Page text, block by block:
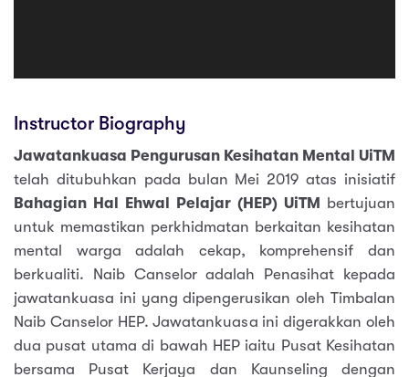
Instructor Biography
Jawatankuasa Pengurusan Kesihatan Mental UiTM
telah ditubuhkan pada bulan Mei 2019 atas inisiatif
Bahagian Hal Ehwal Pelajar (HEP) UiTM bertujuan
untuk memastikan perkhidmatan berkaitan kesihatan
mental warga adalah cekap, komprehensif dan
berkualiti. Naib Canselor adalah Penasihat kepada
jawatankuasa ini yang dipengerusikan oleh Timbalan
Naib Canselor HEP. Jawatankuasa ini digerakkan oleh
dua pusat utama di bawah HEP iaitu Pusat Kesihatan
bersama Pusat Kerjaya dan Kaunseling dengan